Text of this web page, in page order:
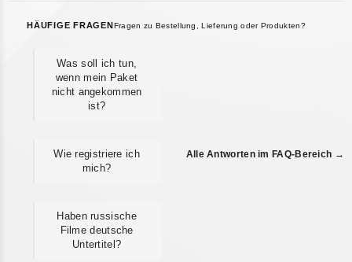
HÄUFIGE FRAGEN Fragen zu Bestellung, Lieferung oder Produkten?
Was soll ich tun,
wenn mein Paket
nicht angekommen
ist?
Wie registriere ich
mich?
Haben russische
Filme deutsche
Untertitel?
Alle Antworten im FAQ-Bereich →